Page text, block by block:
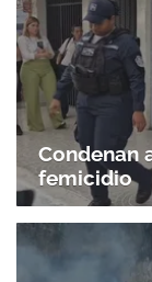
Condenan
femicidio